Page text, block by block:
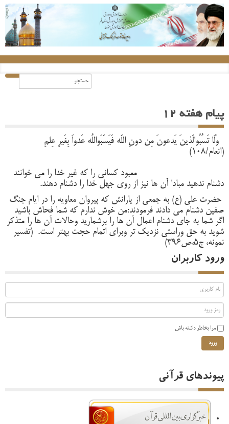
پیام هفته 12
وَلَا تَسُبُوالَّذینَ یَدعونَ مِن دونِ اللّه فَیَسّبّواللُه عَدواَ بِغَیرِ عِلمِ
(انعام/108)
معبود کسانی را که غیر خدا را می خوانند
دشنام ندهید مبادا آن ها نیز از روی جهل خدا را دشنام دهند.
حضرت علی (ع) به جمعی از یارانش که پیروان معاویه را در ایام جنگ
صفین دشنام می دادند فرمودند:من خوش ندارم که شما فحاش باشید
اگر شما به جای دشنام اعمال آن ها را برشمارید وحالات آن ها را متذکر
شوید به حق وراستی نزدیک تر وبرای اتمام حجت بهتر است. (تفسیر
نمونه، ج5،ص396)
ورود کاربران
مرا بخاطر داشته باش
ورود
پیوندهای قرآنی